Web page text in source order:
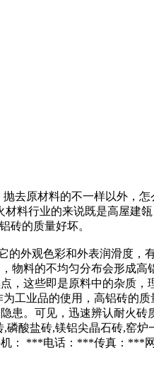
去原材料的不一样以外，
料行业的来说既是高屋
砖的质量好坏。
的外观色彩和外表润滑度
物料的不均匀分布会形成
，这些即是原料中的杂质
工业品的使用，高铝砖的
。可见，迅速辨认耐火砖
酸盐砖,镁铝尖晶石砖,窑
： ***电话：***传真：***